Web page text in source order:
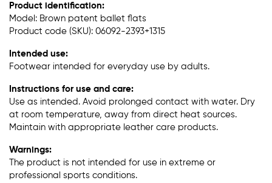
Product identification:
Model: Brown patent ballet flats
Product code (SKU): 06092-2393+1315
Intended use:
Footwear intended for everyday use by adults.
Instructions for use and care:
Use as intended. Avoid prolonged contact with water. Dry
at room temperature, away from direct heat sources.
Maintain with appropriate leather care products.
Warnings:
The product is not intended for use in extreme or
professional sports conditions.